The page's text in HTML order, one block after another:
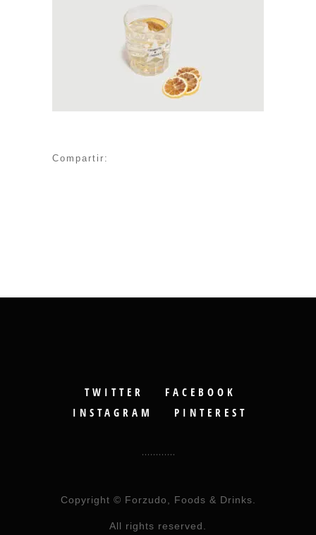
Compartir:
TWITTER
FACEBOOK
INSTAGRAM
PINTEREST
Copyright © Forzudo, Foods & Drinks.
All rights reserved.